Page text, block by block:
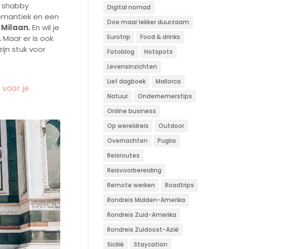
shabby
en een
Milaan.En wil je
Maar er is ook
stuk voor
voor je
Digital nomad
Doe maar lekker duurzaam
Eurotrip
Food & drinks
Fotoblog
Hotspots
Levensinzichten
Lief dagboek
Mallorca
Natuur
Ondernemerstips
Online business
Op wereldreis
Outdoor
Overnachten
Puglia
Reisroutes
Reisvoorbereiding
Remote werken
Roadtrips
Rondreis Midden-Amerika
Rondreis Zuid-Amerika
Rondreis Zuidoost-Azië
Sicilië
Staycation